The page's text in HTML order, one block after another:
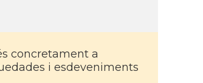
concretament a
i esdeveniments